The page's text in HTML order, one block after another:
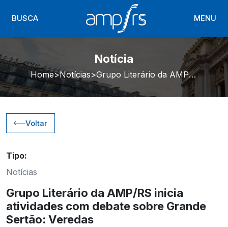
BUSCA MENU
Notícia
Home Notícias Grupo Literário da AMP/RS inicia atividades com debate sobre Grande Sertão: Veredas
Voltar
Tipo:
Notícias
Grupo Literário da AMP/RS inicia
atividades com debate sobre Grande
Sertão: Veredas